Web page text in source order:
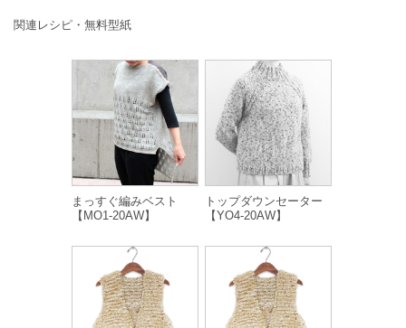
関連レシピ・無料型紙
まっすぐ編みベスト
【MO1-20AW】
トップダウンセーター
【YO4-20AW】